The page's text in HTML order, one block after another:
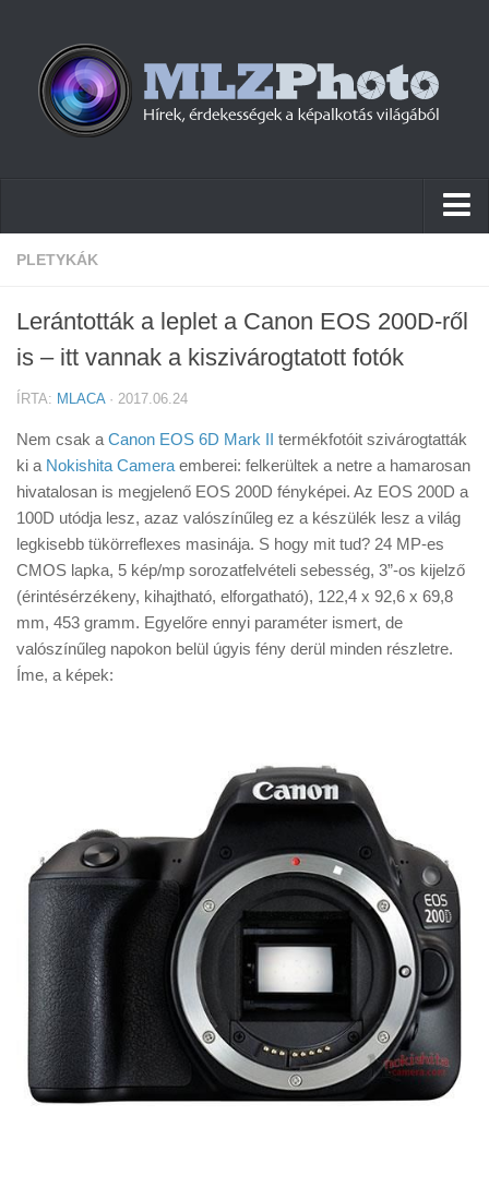
Hírek
Cikkek
Tudástár
Tanácsok
Érdekességek
Helyszíni Riport
E-BB
PLETYKÁK
Lerántották a leplet a Canon EOS 200D-ről
is – itt vannak a kiszivárogtatott fotók
ÍRTA: MLACA· 2017.06.24
Nem csak a Canon EOS 6D Mark II termékfotóit szivárogtatták
ki a Nokishita Camera emberei: felkerültek a netre a hamarosan
hivatalosan is megjelenő EOS 200D fényképei. Az EOS 200D a
100D utódja lesz, azaz valószínűleg ez a készülék lesz a világ
legkisebb tükörreflexes masinája. S hogy mit tud? 24 MP-es
CMOS lapka, 5 kép/mp sorozatfelvételi sebesség, 3”-os kijelző
(érintésérzékeny, kihajtható, elforgatható), 122,4 x 92,6 x 69,8
mm, 453 gramm. Egyelőre ennyi paraméter ismert, de
valószínűleg napokon belül úgyis fény derül minden részletre.
Íme, a képek: